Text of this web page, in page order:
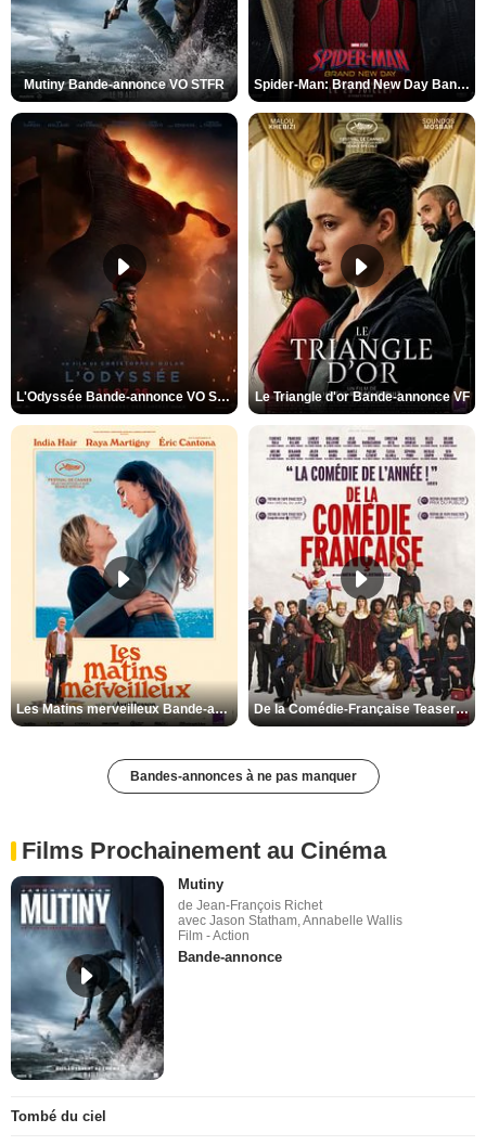
Mutiny Bande-annonce VO STFR Spider-Man: Brand New Day Bande-annonce VO STFR
L'Odyssée Bande-annonce VO STFR Le Triangle d'or Bande-annonce VF
Les Matins merveilleux Bande-annonce VF De la Comédie-Française Teaser VF
Bandes-annonces à ne pas manquer
Films Prochainement au Cinéma
Mutiny
de Jean-François Richet
avec Jason Statham, Annabelle Wallis
Film - Action
Bande-annonce
Tombé du ciel